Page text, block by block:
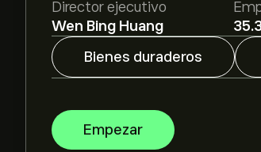
Director ejecutivo
Wen Bing Huang
Bienes duraderos
Empezar